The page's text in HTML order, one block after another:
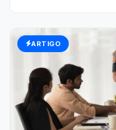
ARTIGO